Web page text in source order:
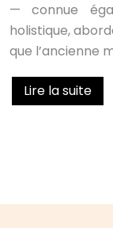
— connue
holistique,
que l’ancienne
Lire la suite